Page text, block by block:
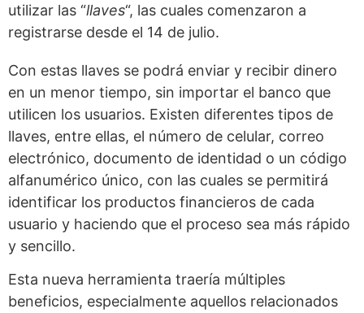
utilizar las “llaves“, las cuales comenzaron a
registrarse desde el 14 de julio.
Con estas llaves se podrá enviar y recibir dinero
en un menor tiempo, sin importar el banco que
utilicen los usuarios. Existen diferentes tipos de
llaves, entre ellas, el número de celular, correo
electrónico, documento de identidad o un código
alfanumérico único, con las cuales se permitirá
identificar los productos financieros de cada
usuario y haciendo que el proceso sea más rápido
y sencillo.
Esta nueva herramienta traería múltiples
beneficios, especialmente aquellos relacionados